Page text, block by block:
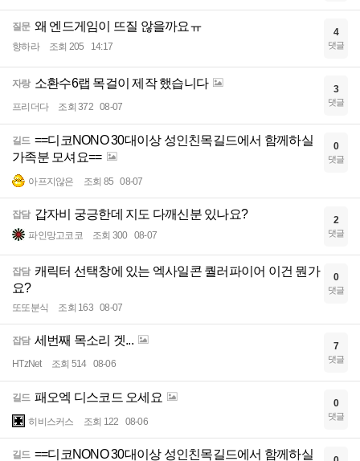
질문 왜 엔드게임이 뜨질 않을까요ㅠ
향하라 조회 205 14:17
4
댓글
자랑 소환수6랩 목걸이 제작 했습니다
프리더다 조회 372 08-07
3
댓글
길드 ==디코NONO 30대이상 성인친목길드에서 함께하실
가족분 모셔요==
아프지않은 조회 85 08-07
0
댓글
잡담 갑자비 궁긍한데 지도 다깨신분 있나요?
파인망고코코 조회 300 08-07
2
댓글
잡담 캐릭터 선택창에 있는 엑사일콘 퀄러파이어 이건 뭔가
요?
또또분식 조회 163 08-07
0
댓글
잡담 세번째 목소리 겟...
HTzNet 조회 514 08-06
7
댓글
길드 패오엑 디스코드 오세요
히비스커스 조회 122 08-06
0
댓글
길드 ==디코NONO 30대이상 성인친목길드에서 함께하실